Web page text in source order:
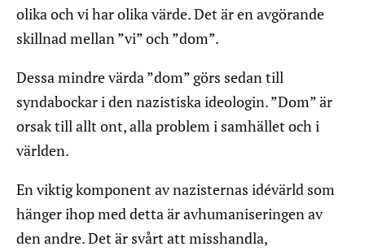
olika och vi har olika värde. Det är en avgörande
skillnad mellan ”vi” och ”dom”.
Dessa mindre värda ”dom” görs sedan till
syndabockar i den nazistiska ideologin. ”Dom” är
orsak till allt ont, alla problem i samhället och i
världen.
En viktig komponent av nazisternas idévärld som
hänger ihop med detta är avhumaniseringen av
den andre. Det är svårt att misshandla,